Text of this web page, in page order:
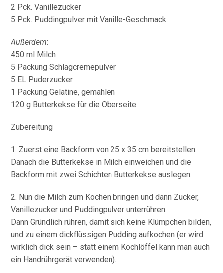
2 Pck. Vanillezucker
5 Pck. Puddingpulver mit Vanille-Geschmack
Außerdem:
450 ml Milch
5 Packung Schlagcremepulver
5 EL Puderzucker
1 Packung Gelatine, gemahlen
120 g Butterkekse für die Oberseite
Zubereitung
1. Zuerst eine Backform von 25 x 35 cm bereitstellen.
Danach die Butterkekse in Milch einweichen und die
Backform mit zwei Schichten Butterkekse auslegen.
2. Nun die Milch zum Kochen bringen und dann Zucker,
Vanillezucker und Puddingpulver unterrühren.
Dann Gründlich rühren, damit sich keine Klümpchen bilden,
und zu einem dickflüssigen Pudding aufkochen (er wird
wirklich dick sein – statt einem Kochlöffel kann man auch
ein Handrührgerät verwenden).